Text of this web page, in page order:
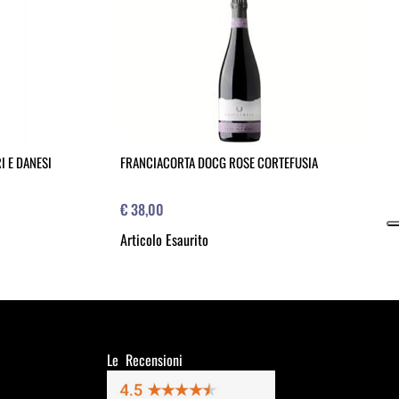
E DANESI FRANCIACORTA DOCG ROSE CORTEFUSIA
€ 38,00
Articolo Esaurito
Le Recensioni